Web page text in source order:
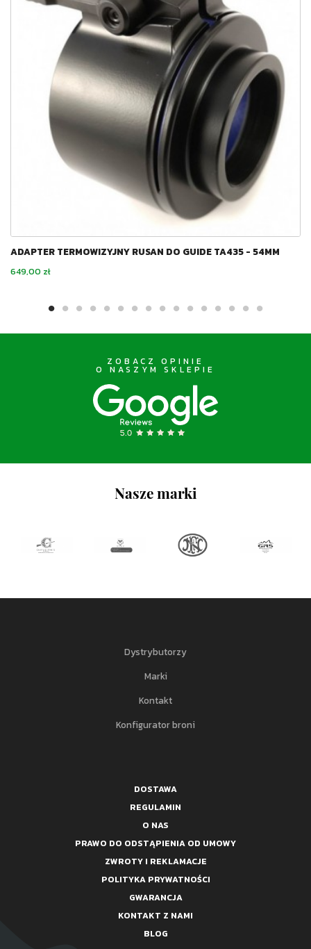
ADAPTER TERMOWIZYJNY RUSAN DO GUIDE TA435 - 54MM
Cena
649,00 zł
ZOBACZ OPINIE
O NASZYM SKLEPIE
Nasze marki
Dystrybutorzy
Marki
Kontakt
Konfigurator broni
DOSTAWA
REGULAMIN
O NAS
PRAWO DO ODSTĄPIENIA OD UMOWY
ZWROTY I REKLAMACJE
POLITYKA PRYWATNOŚCI
GWARANCJA
KONTAKT Z NAMI
BLOG